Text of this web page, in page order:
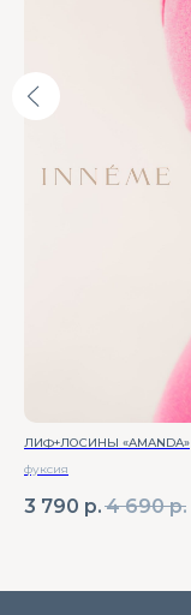
ЛИФ+ЛОСИНЫ «AMANDA»
фуксия
3 790 р. 4 690 р.